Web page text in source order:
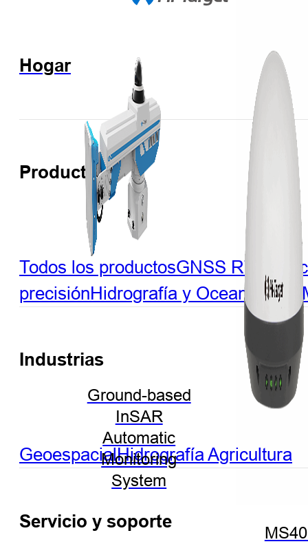
Ground-based
InSAR
Automatic
Monitoring
System
Hogar
Productos
Todos los productosGNSS RTK
precisiónHidrografía y Oceanografía
Industrias
GeoespacialHidrografíaAgricultura
Servicio y soporte